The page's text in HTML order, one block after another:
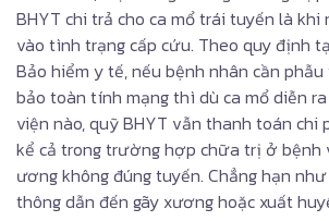
BHYT chi trả cho ca mổ trái tuyến là
vào tình trạng cấp cứu. Theo quy định
Bảo hiểm y tế, nếu bệnh nhân cần
bảo toàn tính mạng thì dù ca mổ diễn
viện nào, quỹ BHYT vẫn thanh toán chi
kể cả trong trường hợp chữa trị ở bệnh
ương không đúng tuyến. Chẳng hạn
thông dẫn đến gãy xương hoặc xuất